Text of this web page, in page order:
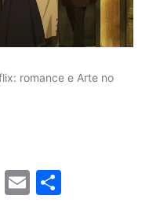
romance e Arte no
CopyEmail